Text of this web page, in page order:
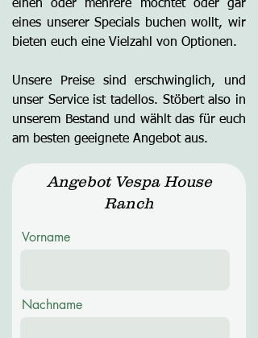
einen oder mehrere möchtet oder gar
eines unserer Specials buchen wollt, wir
bieten euch eine Vielzahl von Optionen.
Unsere Preise sind erschwinglich, und
unser Service ist tadellos. Stöbert also in
unserem Bestand und wählt das für euch
am besten geeignete Angebot aus.
Angebot Vespa House
Ranch
Vorname
Nachname